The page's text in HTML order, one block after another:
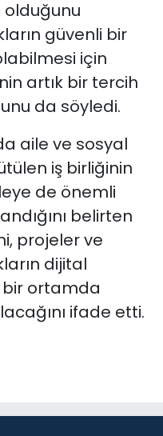
olduğunu
güvenli bir
için
artık bir tercih
da söyledi.
aile ve sosyal
iş birliğinin
de önemli
belirten
projeler ve
dijital
ortamda
ifade etti.